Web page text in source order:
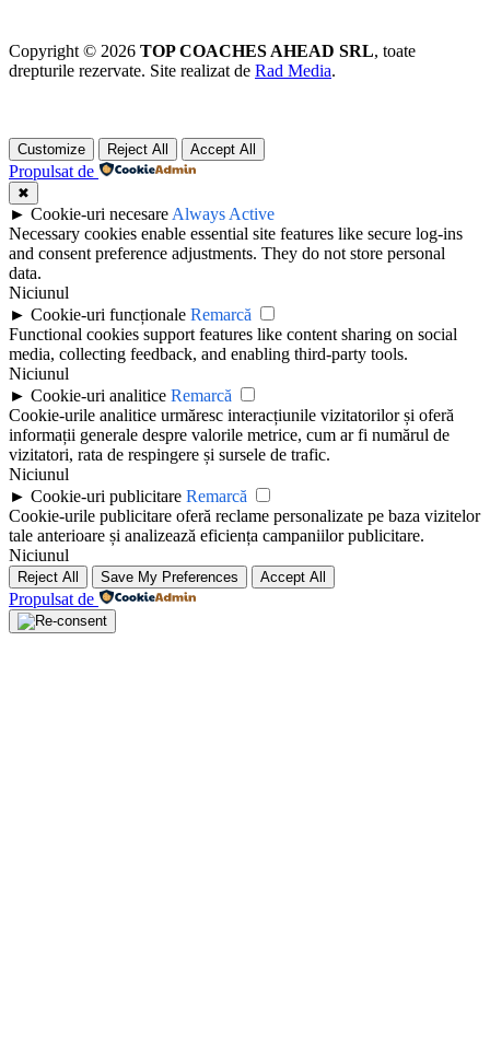
Copyright © 2026 TOP COACHES AHEAD SRL, toate
drepturile rezervate. Site realizat de Rad Media.
Customize Reject All Accept All
Propulsat de
✖
► Cookie-uri necesare Always Active
Necessary cookies enable essential site features like secure log-ins
and consent preference adjustments. They do not store personal
data.
Niciunul
► Cookie-uri funcționale Remarcă
Functional cookies support features like content sharing on social
media, collecting feedback, and enabling third-party tools.
Niciunul
► Cookie-uri analitice Remarcă
Cookie-urile analitice urmăresc interacțiunile vizitatorilor și oferă
informații generale despre valorile metrice, cum ar fi numărul de
vizitatori, rata de respingere și sursele de trafic.
Niciunul
► Cookie-uri publicitare Remarcă
Cookie-urile publicitare oferă reclame personalizate pe baza vizitelor
tale anterioare și analizează eficiența campaniilor publicitare.
Niciunul
Reject All Save My Preferences Accept All
Propulsat de